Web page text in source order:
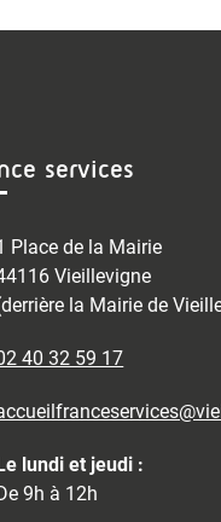
services
Place de la Mairie
Vieillevigne
la Mairie de
40 32 59 17
lundi et jeudi :
9h à 12h